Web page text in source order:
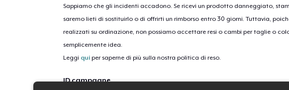
Sappiamo che gli incidenti accadono. Se ricevi un prodotto danneggiato,
saremo lieti di sostituirlo o di offrirti un rimborso entro 30 giorni. Tuttavia,
realizzati su ordinazione, non possiamo accettare resi o cambi per taglie o
semplicemente idea.
Leggi quiper saperne di più sulla nostra politica di reso.
ID campagne